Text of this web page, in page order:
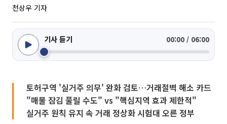
천상우 기자
기사 듣기 00:00 / 06:00
토허구역 '실거주 의무' 완화 검토…거래절벽 해소 카드
"매물 잠김 풀릴 수도" vs "핵심지역 효과 제한적"
실거주 원칙 유지 속 거래 정상화 시험대 오른 정부